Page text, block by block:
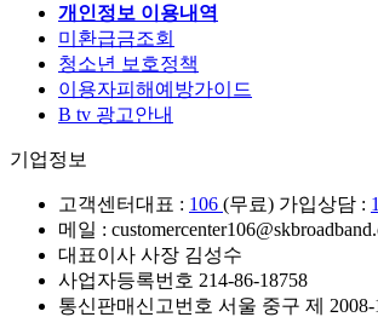
개인정보 이용내역
미환급금조회
청소년 보호정책
이용자피해예방가이드
B tv 광고안내
기업정보
고객센터대표 : 106 (무료) 가입상담 :
메일 :
대표이사 사장 김성수
사업자등록번호 214-86-18758
통신판매신고번호 서울 중구 제 2008-